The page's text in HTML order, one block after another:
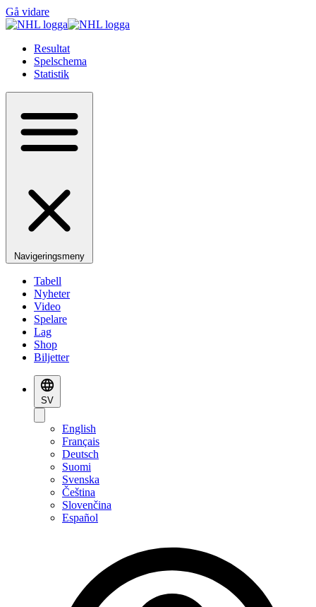
Gå vidare
Resultat
Spelschema
Statistik
Navigeringsmeny
Tabell
Nyheter
Video
Spelare
Lag
Shop
Biljetter
SV
English
Français
Deutsch
Suomi
Svenska
Čeština
Slovenčina
Español